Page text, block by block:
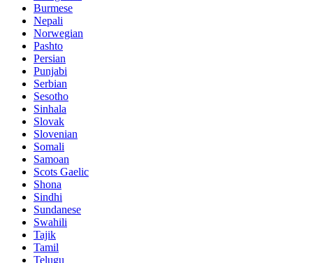
Burmese
Nepali
Norwegian
Pashto
Persian
Punjabi
Serbian
Sesotho
Sinhala
Slovak
Slovenian
Somali
Samoan
Scots Gaelic
Shona
Sindhi
Sundanese
Swahili
Tajik
Tamil
Telugu